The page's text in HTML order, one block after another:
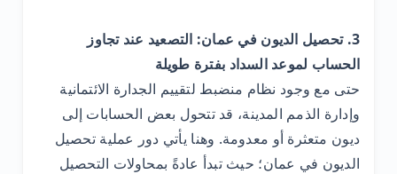
3. تحصيل الديون في عمان: التصعيد عند تجاوز
الحساب لموعد السداد بفترة طويلة
حتى مع وجود نظام منضبط لتقييم الجدارة الائتمانية
وإدارة الذمم المدينة، قد تتحول بعض الحسابات إلى
ديون متعثرة أو معدومة. وهنا يأتي دور عملية تحصيل
الديون في عمان؛ حيث تبدأ عادةً بمحاولات التحصيل